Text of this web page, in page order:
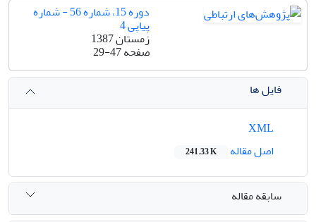
دوره 15، شماره 56 - شماره
پیاپی 4
زمستان 1387
صفحه29-47
فایل ها
اصل مقاله
241.33 K
سابقه مقاله